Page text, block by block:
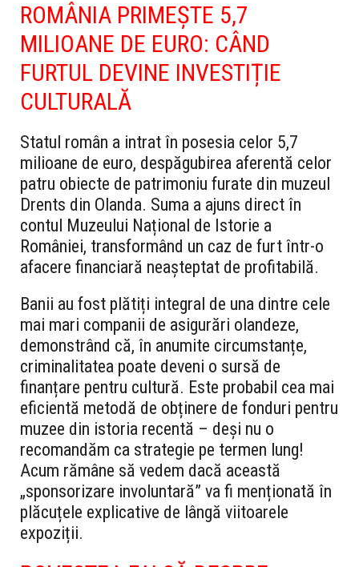
ROMÂNIA PRIMEȘTE 5,7
MILIOANE DE EURO: CÂND
FURTUL DEVINE INVESTIȚIE
CULTURALĂ
Statul român a intrat în posesia celor 5,7
milioane de euro, despăgubirea aferentă celor
patru obiecte de patrimoniu furate din muzeul
Drents din Olanda. Suma a ajuns direct în
contul Muzeului Național de Istorie a
României, transformând un caz de furt într-o
afacere financiară neașteptat de profitabilă.
Banii au fost plătiți integral de una dintre cele
mai mari companii de asigurări olandeze,
demonstrând că, în anumite circumstanțe,
criminalitatea poate deveni o sursă de
finanțare pentru cultură. Este probabil cea mai
eficientă metodă de obținere de fonduri pentru
muzee din istoria recentă – deși nu o
recomandăm ca strategie pe termen lung!
Acum rămâne să vedem dacă această
„sponsorizare involuntară” va fi menționată în
plăcuțele explicative de lângă viitoarele
expoziții.